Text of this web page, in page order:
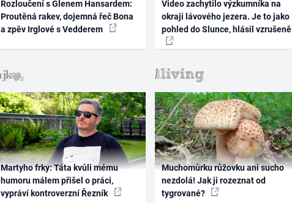
Rozloučení s Glenem Hansardem:
Proutěná rakev, dojemná řeč Bona
a zpěv Irglové s Vedderem
Video zachytilo výzkumníka na
okraji lávového jezera. Je to jako
pohled do Slunce, hlásil vzrušeně
Martyho frky: Táta kvůli mému
humoru málem přišel o práci,
vypráví kontroverzní Řezník
Muchomůrku růžovku ani sucho
nezdolá! Jak ji rozeznat od
tygrované?